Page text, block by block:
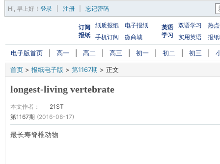
Hi, 早上好 ！ 登录 注册 忘记密码
订阅
报纸
纸质报纸
电子报纸
手机订阅
微商城
英语
学习
双语学习
热
实用英语
报
电子版首页 高一 高二 高三 初一 初二 初三
首页 > 报纸电子版 > 第1167期 > 正文
longest-living vertebrate
本文作者：
21ST
第1167期 (2016-08-17)
最长寿脊椎动物